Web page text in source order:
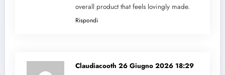
overall product that feels lovingly made.
Rispondi
Claudiacooth 26 Giugno 2026 18:29